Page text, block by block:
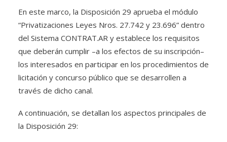
En este marco, la Disposición 29 aprueba el módulo
“Privatizaciones Leyes Nros. 27.742 y 23.696” dentro
del Sistema CONTRAT.AR y establece los requisitos
que deberán cumplir –a los efectos de su inscripción–
los interesados en participar en los procedimientos de
licitación y concurso público que se desarrollen a
través de dicho canal.
A continuación, se detallan los aspectos principales de
la Disposición 29: